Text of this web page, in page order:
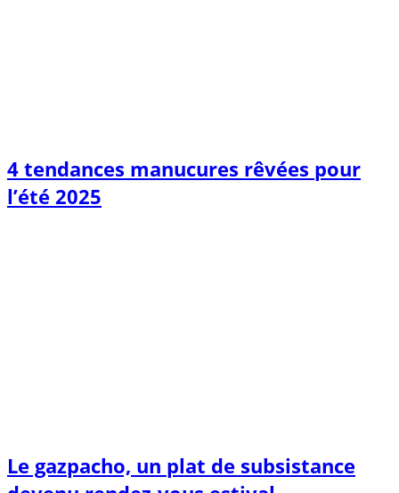
4 tendances manucures rêvées pour
l’été 2025
Le gazpacho, un plat de subsistance